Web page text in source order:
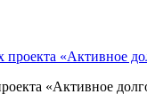
«Активное
«Активное